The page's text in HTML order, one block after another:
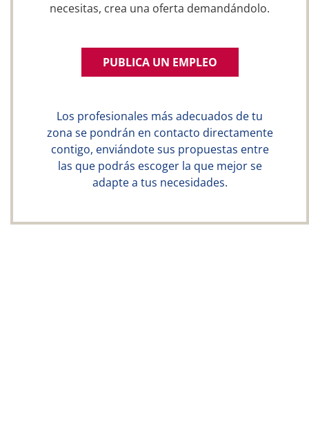
necesitas, crea una oferta demandándolo.
PUBLICA UN EMPLEO
Los profesionales más adecuados de tu
zona se pondrán en contacto directamente
contigo, enviándote sus propuestas entre
las que podrás escoger la que mejor se
adapte a tus necesidades.